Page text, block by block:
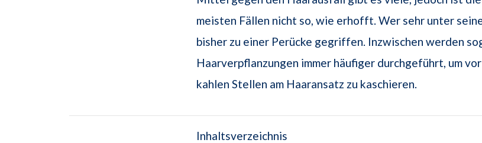
meisten Fällen nicht so, wie erhofft. Wer sehr unter
bisher zu einer Perücke gegriffen. Inzwischen werden
Haarverpflanzungen immer häufiger durchgeführt, um
kahlen Stellen am Haaransatz zu kaschieren.
Inhaltsverzeichnis